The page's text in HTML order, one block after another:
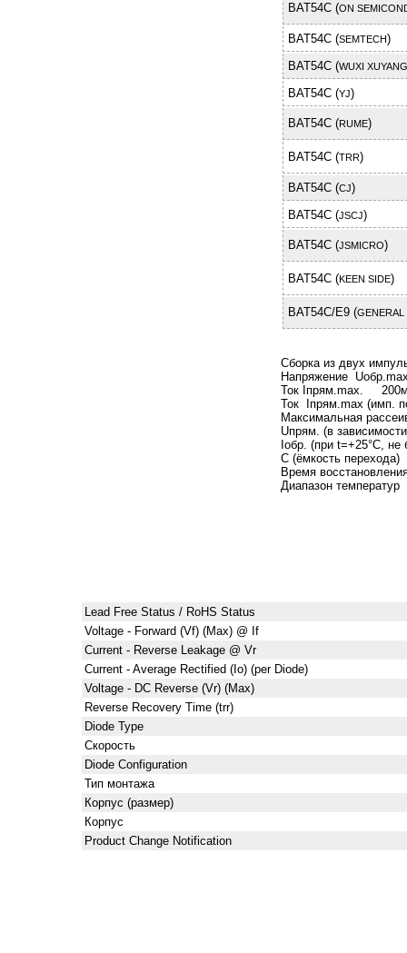
BAT54C (ON
BAT54C (SEMTECH)
BAT54C (WUXI XUYANG
BAT54C (YJ)
BAT54C (RUME)
BAT54C (TRR)
BAT54C (CJ)
BAT54C (JSCJ)
BAT54C (JSMICRO)
BAT54C (KEEN SIDE)
BAT54C/E9 (
Сборка из двух
Напряжение
Ток Iпрям.max.
Ток Iпрям.max (имп.
Максимальная
Uпрям. (в
Iобр. (при t=+25°C,
C (ёмкость
Время
Диапазон
Lead Free Status / RoHS Status
Voltage - Forward (Vf) (Max) @ If
Current - Reverse Leakage @ Vr
Current - Average Rectified (Io) (per Diode)
Voltage - DC Reverse (Vr) (Max)
Reverse Recovery Time (trr)
Diode Type
Скорость
Diode Configuration
Тип монтажа
Корпус (размер)
Корпус
Product Change Notification